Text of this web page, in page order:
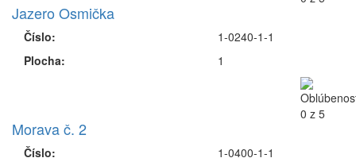
Kanál Malina č. 1
Číslo:
Plocha:
1-0300-1-1
17
Jazero Obloz